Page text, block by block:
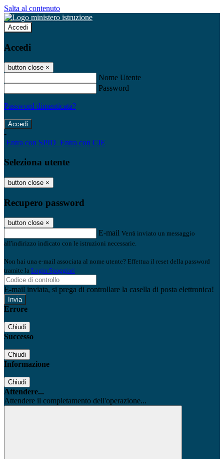
Salta al contenuto
Accedi
Accedi
button close ×
Nome Utente
Password
Password dimenticata?
-
Entra con SPID Entra con CIE
Seleziona utente
button close ×
Recupero password
button close ×
E-mail Verrà inviato un messaggio
all'indirizzo indicato con le istruzioni necessarie.
Non hai una e-mail associata al nome utente? Effettua il reset della password
tramite la Login Spaggiari
E-mail inviata, si prega di controllare la casella di posta elettronica!
Errore
Chiudi
Successo
Chiudi
Informazione
Chiudi
Attendere...
Attendere il completamento dell'operazione...